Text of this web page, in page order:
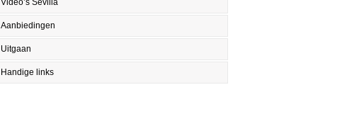
Video’s Sevilla
Aanbiedingen
Uitgaan
Handige links